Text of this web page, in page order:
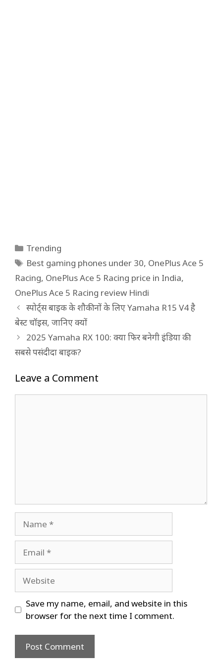
Categories
Trending
Tags
Best gaming phones under 30, OnePlus Ace 5
Racing, OnePlus Ace 5 Racing price in India,
OnePlus Ace 5 Racing review Hindi
स्पोर्ट्स बाइक के शौकीनों के लिए Yamaha R15 V4 है
बेस्ट चॉइस, जानिए क्यों
2025 Yamaha RX 100: क्या फिर बनेगी इंडिया की
सबसे पसंदीदा बाइक?
Leave a Comment
Save my name, email, and website in this
browser for the next time I comment.